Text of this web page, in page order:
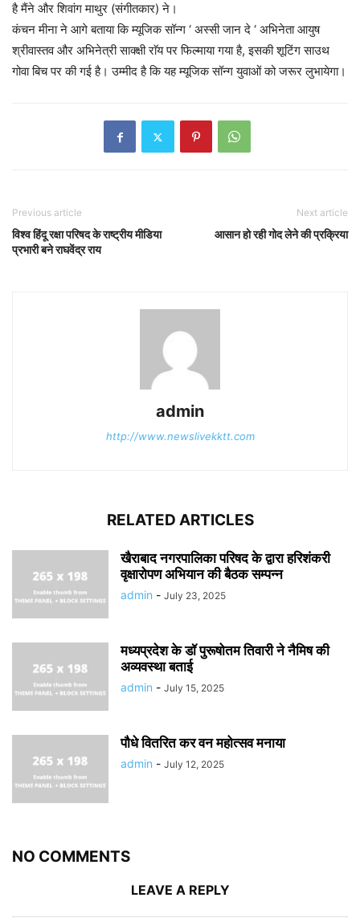
है मैंने और शिवांग माथुर (संगीतकार) ने।
कंचन मीना ने आगे बताया कि म्यूजिक सॉन्ग ‘ अस्सी जान दे ‘ अभिनेता आयुष
श्रीवास्तव और अभिनेत्री साक्क्षी राॅय पर फिल्माया गया है, इसकी शूटिंग साउथ
गोवा बिच पर की गई है। उम्मीद है कि यह म्यूजिक सॉन्ग युवाओं को जरूर लुभायेगा।
Previous article
विश्व हिंदू रक्षा परिषद के राष्ट्रीय मीडिया
प्रभारी बने राघवेंद्र राय
Next article
आसान हो रही गोद लेने की प्रक्रिया
admin
http://www.newslivekktt.com
RELATED ARTICLES
खैराबाद नगरपालिका परिषद के द्वारा हरिशंकरी
वृक्षारोपण अभियान की बैठक सम्पन्न
admin - July 23, 2025
मध्यप्रदेश के डॉ पुरूषोतम तिवारी ने नैमिष की
अव्यवस्था बताई
admin - July 15, 2025
पौधे वितरित कर वन महोत्सव मनाया
admin - July 12, 2025
NO COMMENTS
LEAVE A REPLY